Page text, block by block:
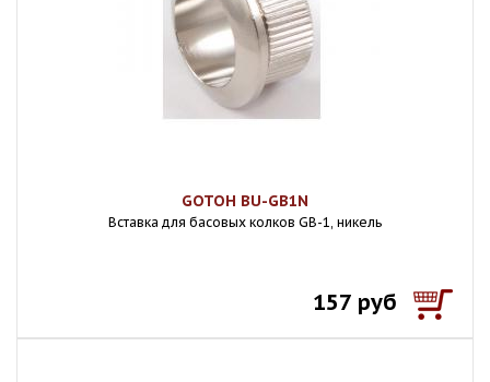
GOTOH BU-GB1N
Вставка для басовых колков GB-1, никель
157 руб